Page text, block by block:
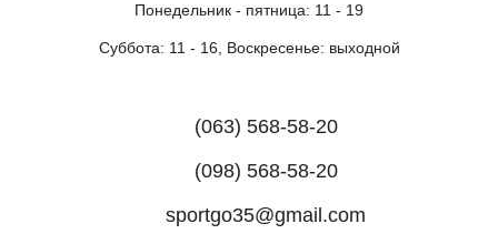
Понедельник - пятница: 11 - 19
Суббота: 11 - 16, Воскресенье: выходной
(063) 568-58-20
(098) 568-58-20
sportgo35@gmail.com